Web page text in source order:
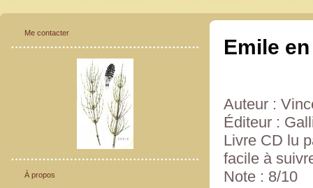
Me contacter
À propos
Emile
Auteur :
Éditeur :
Livre CD lu
facile à
Note : 8/10